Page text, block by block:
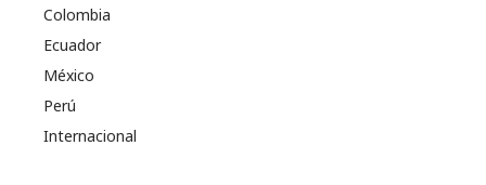
Colombia
Ecuador
México
Perú
Internacional